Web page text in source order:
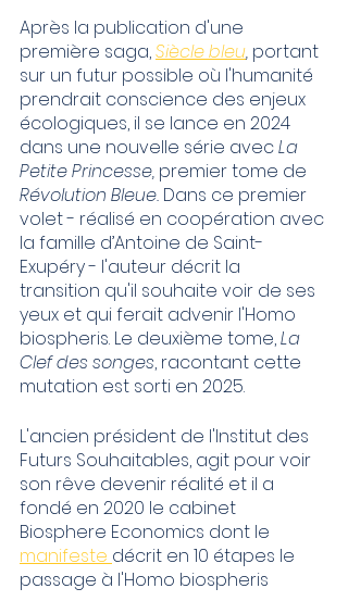
Après la publication d'une
première saga, Siècle bleu, portant
sur un futur possible où l'humanité
prendrait conscience des enjeux
écologiques, il se lance en 2024
dans une nouvelle série avec La
Petite Princesse, premier tome de
Révolution Bleue. Dans ce premier
volet - réalisé en coopération avec
la famille d’Antoine de Saint-
Exupéry - l'auteur décrit la
transition qu'il souhaite voir de ses
yeux et qui ferait advenir l'Homo
biospheris. Le deuxième tome, La
Clef des songes, racontant cette
mutation est sorti en 2025.
L'ancien président de l'Institut des
Futurs Souhaitables, agit pour voir
son rêve devenir réalité et il a
fondé en 2020 le cabinet
Biosphere Economics dont le
manifeste décrit en 10 étapes le
passage à l'Homo biospheris